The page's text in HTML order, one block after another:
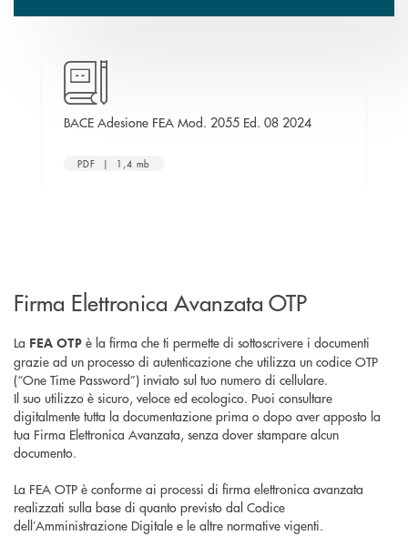
apre una nuova finestra
BACE Adesione FEA Mod. 2055 Ed. 08 2024apre una nuova
PDF | 1,4 mb
Firma Elettronica Avanzata OTP
La FEA OTP è la firma che ti permette di sottoscrivere i documenti
grazie ad un processo di autenticazione che utilizza un codice OTP
(“One Time Password”) inviato sul tuo numero di cellulare.
Il suo utilizzo è sicuro, veloce ed ecologico. Puoi consultare
digitalmente tutta la documentazione prima o dopo aver apposto la
tua Firma Elettronica Avanzata, senza dover stampare alcun
documento.
La FEA OTP è conforme ai processi di firma elettronica avanzata
realizzati sulla base di quanto previsto dal Codice
dell’Amministrazione Digitale e le altre normative vigenti.